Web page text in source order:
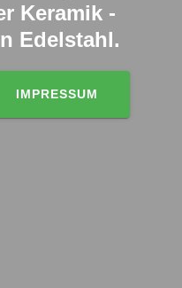
Keramik -
Edelstahl.
IMPRESSUM